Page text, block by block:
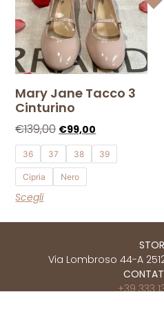
Mary Jane Tacco 3
Cinturino
€139,00 €99,00
36 37 38 39
Cipria Nero
Scegli
Via Lombroso 44-A
+39 333